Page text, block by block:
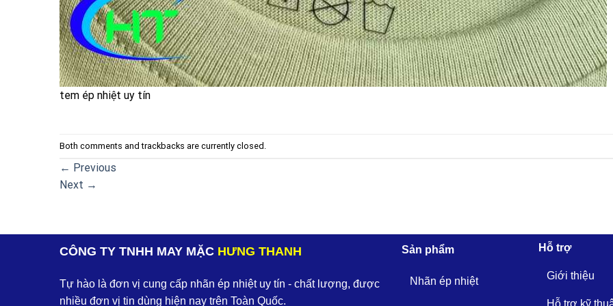
tem ép nhiệt uy tín
Both comments and trackbacks are currently closed.
← Previous
Next →
CÔNG TY TNHH MAY MẶC HƯNG THANH
Tự hào là đơn vị cung cấp nhãn ép nhiệt uy tín - chất lượng, được
nhiều đơn vị tin dùng hiện nay trên Toàn Quốc.
Sản phẩm
Nhãn ép nhiệt
Hỗ trợ
Giới thiệu
Hỗ trợ kỹ